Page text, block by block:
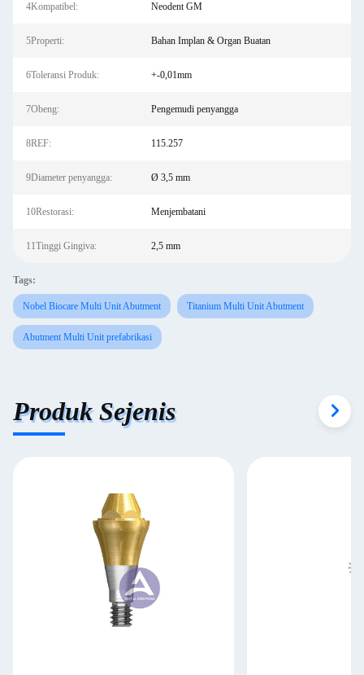
4Kompatibel: Neodent GM
5Properti: Bahan Implan & Organ Buatan
6Toleransi Produk: +-0,01mm
7Obeng: Pengemudi penyangga
8REF: 115.257
9Diameter penyangga: Ø 3,5 mm
10Restorasi: Menjembatani
11Tinggi Gingiva: 2,5 mm
Tags:
Nobel Biocare Multi Unit Abutment Titanium Multi Unit Abutment
Abutment Multi Unit prefabrikasi
Produk Sejenis